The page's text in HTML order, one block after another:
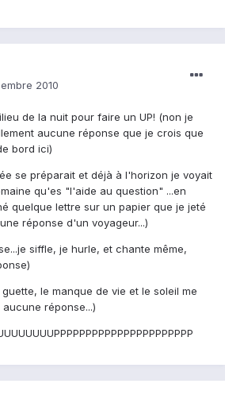
2010
de la nuit pour faire un UP! (non je
aucune réponse que je crois que
bord ici)
se préparait et déjà à l'horizon je voyait
qu'es "l'aide au question" ...en
quelque lettre sur un papier que je jeté
réponse d'un voyageur...)
siffle, je hurle, et chante même,
le manque de vie et le soleil me
réponse...)